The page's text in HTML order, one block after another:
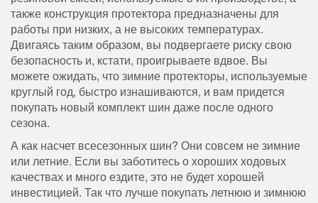
также конструкция протектора предназначены для
работы при низких, а не высоких температурах.
Двигаясь таким образом, вы подвергаете риску свою
безопасность и, кстати, проигрываете вдвое. Вы
можете ожидать, что зимние протекторы, используемые
круглый год, быстро изнашиваются, и вам придется
покупать новый комплект шин даже после одного
сезона.
А как насчет всесезонных шин? Они совсем не зимние
или летние. Если вы заботитесь о хороших ходовых
качествах и много ездите, это не будет хорошей
инвестицией. Так что лучше покупать летнюю и зимнюю